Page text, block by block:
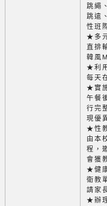
跳繩
跳遠
性班
★多
直排
韓風
★利
每天
★實
午餐
行完
現優
★性
由本
程，
會獲
★健
衛教
請家
★辦